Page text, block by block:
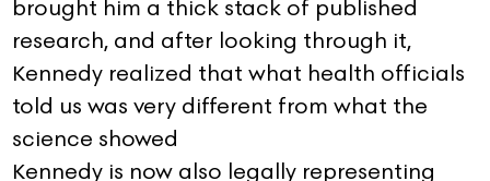
brought him a thick stack of published
research, and after looking through it,
Kennedy realized that what health officials
told us was very different from what the
science showed
Kennedy is now also legally representing